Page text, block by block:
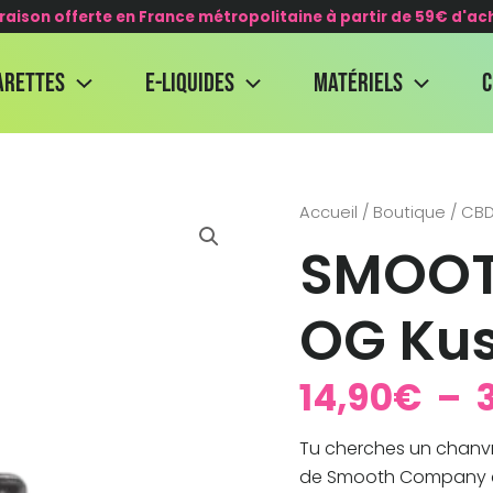
offerte en France métropolitaine à partir de 59€
E-Liquides Matériels
Accueil / Boutique /
OG
14,90€ –
Tu cherches un
de Smooth Company
quantité
SMOOTH
COMPANY
-
OG
Kush